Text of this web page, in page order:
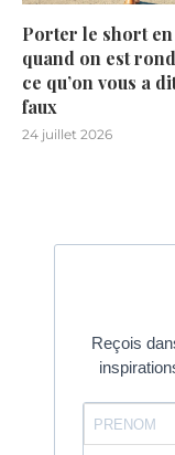
Porter le short
quand on est
ce qu’on vous a
faux
24 juillet 2026
Reçois